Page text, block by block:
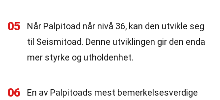
05
Når Palpitoad når nivå 36, kan den utvikle seg
til Seismitoad. Denne utviklingen gir den enda
mer styrke og utholdenhet.
06
En av Palpitoads mest bemerkelsesverdige